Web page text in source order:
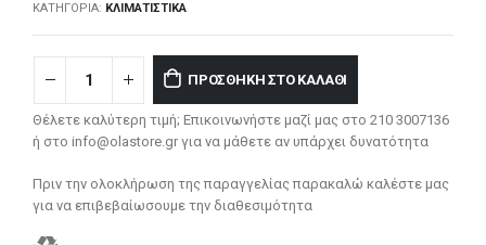
ΚΑΤΗΓΟΡΊΑ: ΚΛΙΜΑΤΙΣΤΙΚΆ
ΠΡΟΣΘΉΚΗ ΣΤΟ ΚΑΛΆΘΙ
Θέλετε καλύτερη τιμή; Επικοινωνήστε μαζί μας στο 210 3007136
ή στο info@olastore.gr για να μάθετε αν υπάρχει δυνατότητα
Πριν την ολοκλήρωση της παραγγελίας παρακαλώ καλέστε μας
για να επιβεβαίωσουμε την διαθεσιμότητα